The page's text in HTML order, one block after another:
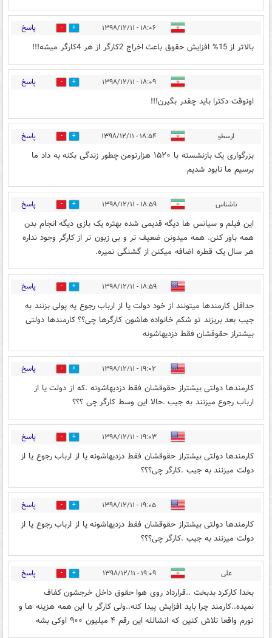
۱۸:۰۶ - ۱۳۹۸/۱۲/۱۱ 2 پاسخ
بالاتر از 15% افزایش حقوق باعث اخراج 2کارگر از هر 4کارگر میشه!!!
۱۸:۰۹ - ۱۳۹۸/۱۲/۱۱ 3 پاسخ
اونوقت دکترا باید چقدر بگیرن!!!
ارسطو ۱۸:۵۴ - ۱۳۹۸/۱۲/۱۱ 13 پاسخ
بزرگواری یک بازنشسته با ۱۵۲۰ هزارتومن چطور زندگی بکنه به داد ما
برسیم ما نابود شدیم
ناشناس ۱۸:۵۹ - ۱۳۹۸/۱۲/۱۱ 11 پاسخ
این فیلم و سیانس ها دیگه قدیمی شده بهتره یک بازی دیگه انجام بدن
همه باور کنن. همه میدونن ضعیف تر و بی زبون تر از کارگر وجود نداره
هر سال یک قطره اضافه میکنن از گشنگی نمیره.
۱۸:۵۹ - ۱۳۹۸/۱۲/۱۱ 2 پاسخ
حداقل کارمندها میتونند از خود دولت یا از ارباب رجوع یه پولی بزنند به
جیب بعد بریزند تو شکم خانواده هاشون کارگرها چی؟؟ کارمندها دولتی
بیشتراز حقوقشان فقط دزدیهاشونه
۱۹:۰۲ - ۱۳۹۸/۱۲/۱۱ 3 پاسخ
کارمندها دولتی بیشتراز حقوقشان فقط دزدیهاشونه .که از دولت یا از
ارباب رجوع میزنند به جیب .حالا این وسط کارگر چی ؟؟؟
۱۹:۰۳ - ۱۳۹۸/۱۲/۱۱ 20 پاسخ
کارمندها دولتی بیشتراز حقوقشان فقط دزدیهاشونه یا از ارباب رجوع یا از
دولت میزنند به جیب .کارگر چی؟؟؟
۱۹:۰۵ - ۱۳۹۸/۱۲/۱۱ 4 پاسخ
کارمندها دولتی بیشتراز حقوقشان فقط دزدیهاشونه یا از ارباب رجوع یا از
دولت میزنند به جیب .کارگر چی؟؟؟
علی ۱۹:۰۹ - ۱۳۹۸/۱۲/۱۱ 11 پاسخ
بخدا کارکرد بدبخت ..قرارداد روی هوا حقوق داخل خرجشون کفاف
نمیده..کارمند چرا باید افزایش پیدا کنه..ولی کارگر با این همه هزینه ها و
تورم واقعا تلاش کنین که انشالله این رقم ۴ میلیون ۹۰۰ اوکی بشه